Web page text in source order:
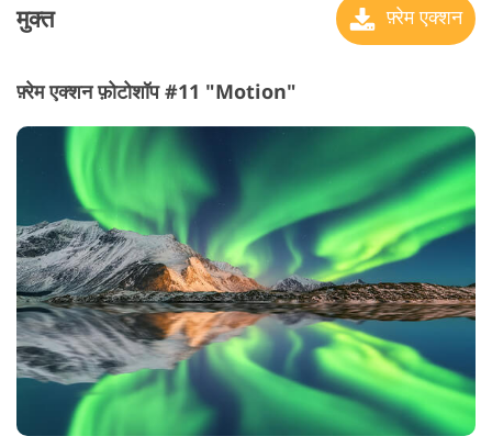
मुक्त फ़्रेम एक्शन
फ़्रेम एक्शन फ़ोटोशॉप #11 "Motion"